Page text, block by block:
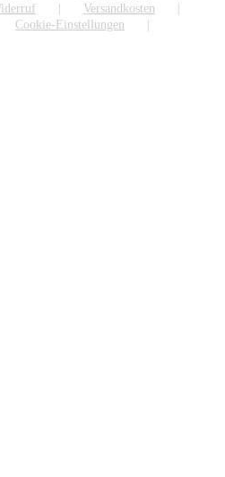
Versandkosten
Cookie-Einstellungen